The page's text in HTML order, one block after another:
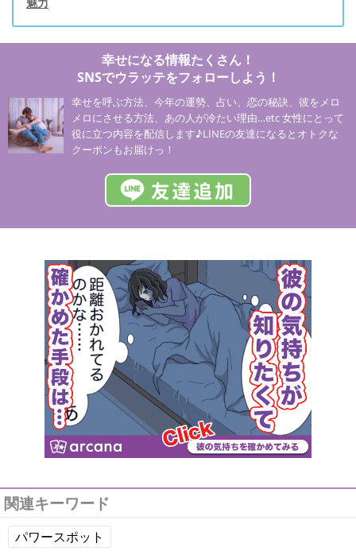
魅力
幸せになる情報たくさん！
SNSでウラッテをフォローしよう！
幸せを呼ぶ方法、今年の運勢、占い、恋の秘訣、彼をメロ
メロにさせる方法、あの人が冷たい理由…etc 女性にとって
役に立つ内容を配信します♪LINEの友達になるとオトクな
クーポンもお届けっ！
関連キーワード
パワースポット